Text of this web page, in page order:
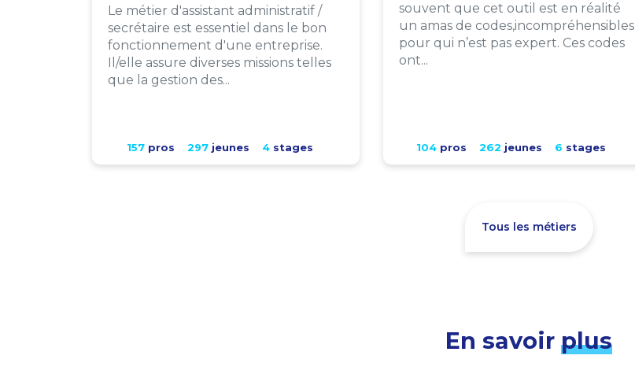
Le métier d'assistant administratif /
secrétaire est essentiel dans le bon
fonctionnement d'une entreprise.
Il/elle assure diverses missions telles
que la gestion des...
157pros 297jeunes 4stages
souvent que cet outil est en réalité
un amas de codes,incompréhensibles
pour qui n’est pas expert. Ces codes
ont...
104pros 262 jeunes 6 stages
Tous les métiers
En savoir plus